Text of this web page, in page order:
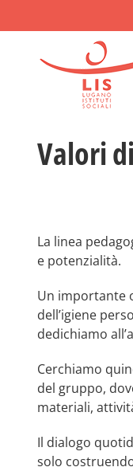
al
Valori
La linea
e potenzialità.
Un importante
dell’igiene
dedichiamo
Cerchiamo
del gruppo,
materiali,
Il dialogo
solo